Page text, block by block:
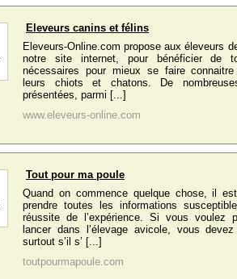
Eleveurs canins et félins
Eleveurs-Online.com propose aux éleveurs
notre site internet, pour bénéficier de
nécessaires pour mieux se faire
leurs chiots et chatons. De
présentées, parmi [...]
www.eleveurs-online.com
Tout pour ma poule
Quand on commence quelque chose, il
prendre toutes les informations
réussite de l’expérience. Si vous voulez
lancer dans l’élevage avicole, vous
surtout s’il s’ [...]
toutpourmapoule.com